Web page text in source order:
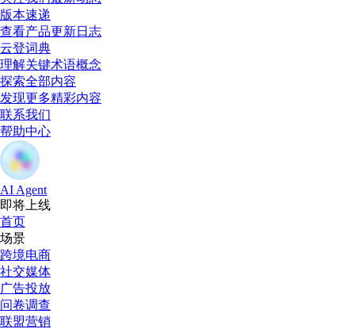
版本速递
查看产品更新日志
云登词典
理解关键术语概念
探索全部内容
发现更多精彩内容
联系我们
帮助中心
AI Agent
即将上线
首页
场景
跨境电商
社交媒体
广告投放
问卷调查
联盟营销